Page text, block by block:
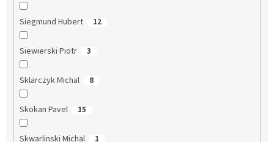
Siegmund Hubert 12
Siewierski Piotr 3
Sklarczyk Michal 8
Skokan Pavel 15
Skwarlinski Michal 1